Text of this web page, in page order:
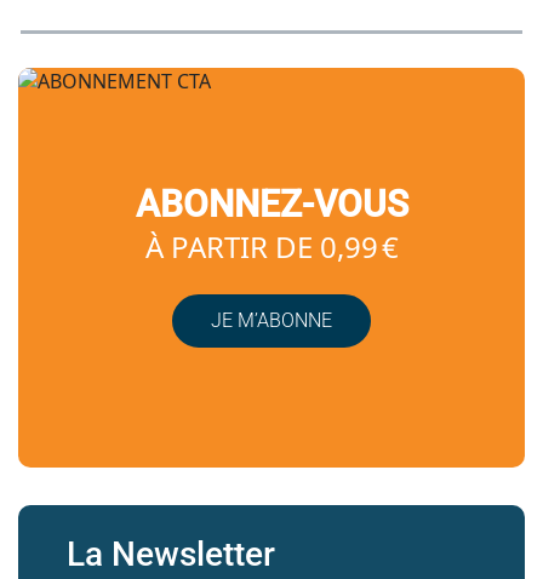
ABONNEZ-VOUS
À PARTIR DE 0,99 €
JE M’ABONNE
La Newsletter